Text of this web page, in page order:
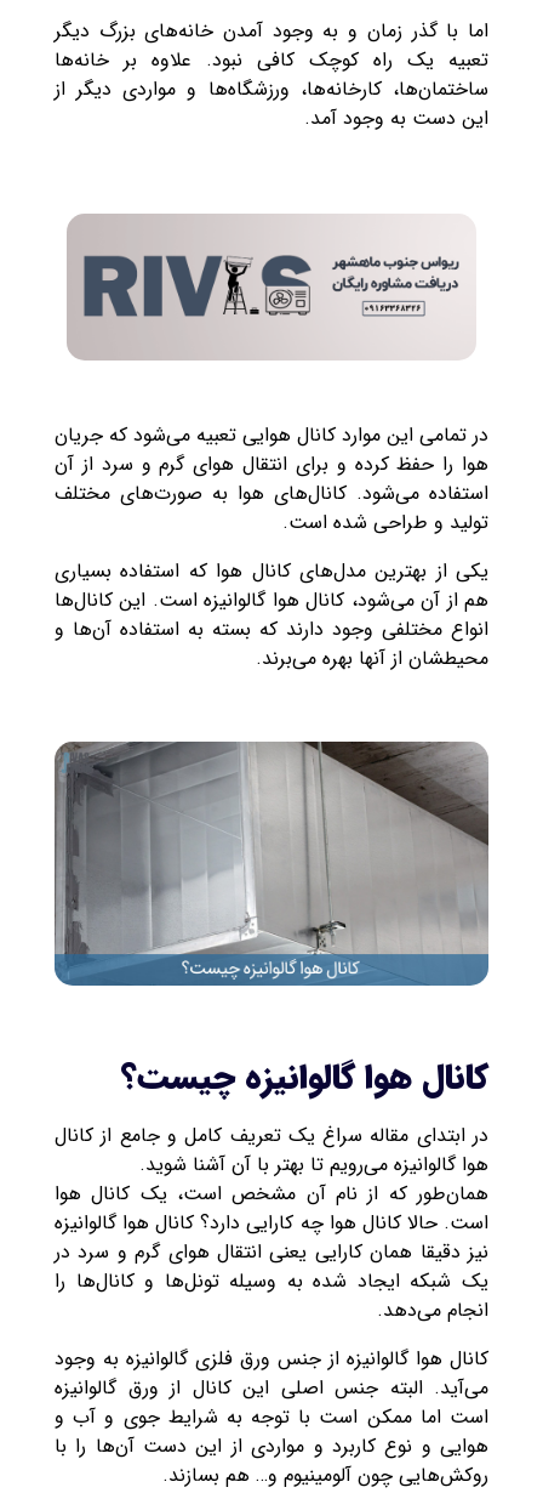
اما با گذر زمان و به وجود آمدن خانه‌های بزرگ دیگر
تعبیه یک راه کوچک کافی نبود. علاوه بر خانه‌ها
ساختمان‌ها، کارخانه‌ها، ورزشگاه‌ها و مواردی دیگر از
این دست به وجود آمد.
در تمامی این موارد کانال هوایی تعبیه می‌شود که جریان
هوا را حفظ کرده و برای انتقال هوای گرم و سرد از آن
استفاده می‌شود. کانال‌های هوا به صورت‌های مختلف
تولید و طراحی شده است.
یکی از بهترین مدل‌های کانال هوا که استفاده بسیاری
هم از آن می‌شود، کانال هوا گالوانیزه است. این کانال‌ها
انواع مختلفی وجود دارند که بسته به استفاده آن‌ها و
محیطشان از آنها بهره می‌برند.
کانال هوا گالوانیزه چیست؟
در ابتدای مقاله سراغ یک تعریف کامل و جامع از کانال
هوا گالوانیزه می‌رویم تا بهتر با آن آشنا شوید.
همان‌طور که از نام آن مشخص است، یک کانال هوا
است. حالا کانال هوا چه کارایی دارد؟ کانال هوا گالوانیزه
نیز دقیقا همان کارایی یعنی انتقال هوای گرم و سرد در
یک شبکه ایجاد شده به وسیله تونل‌ها و کانال‌ها را
انجام می‌دهد.
کانال هوا گالوانیزه از جنس ورق فلزی گالوانیزه به وجود
می‌آید. البته جنس اصلی این کانال از ورق گالوانیزه
است اما ممکن است با توجه به شرایط جوی و آب و
هوایی و نوع کاربرد و مواردی از این دست آن‌ها را با
روکش‌هایی چون آلومینیوم و… هم بسازند.